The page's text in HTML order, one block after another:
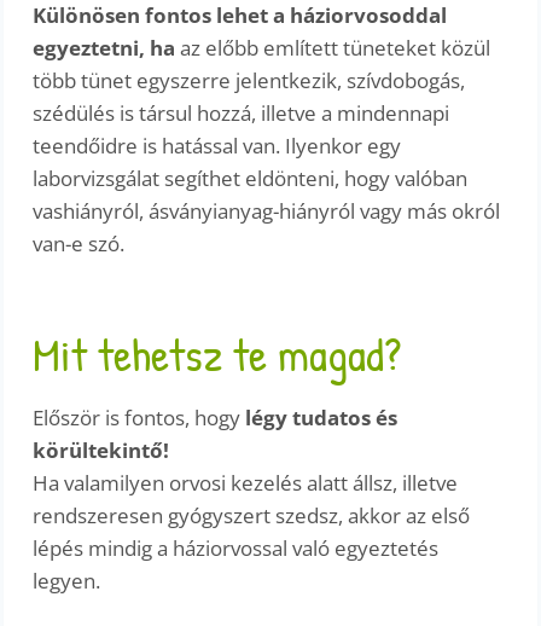
Különösen fontos lehet a háziorvosoddal
egyeztetni, ha az előbb említett tüneteket közül
több tünet egyszerre jelentkezik, szívdobogás,
szédülés is társul hozzá, illetve a mindennapi
teendőidre is hatással van. Ilyenkor egy
laborvizsgálat segíthet eldönteni, hogy valóban
vashiányról, ásványianyag-hiányról vagy más okról
van-e szó.
Mit tehetsz te magad?
Először is fontos, hogy légy tudatos és
körültekintő!
Ha valamilyen orvosi kezelés alatt állsz, illetve
rendszeresen gyógyszert szedsz, akkor az első
lépés mindig a háziorvossal való egyeztetés
legyen.